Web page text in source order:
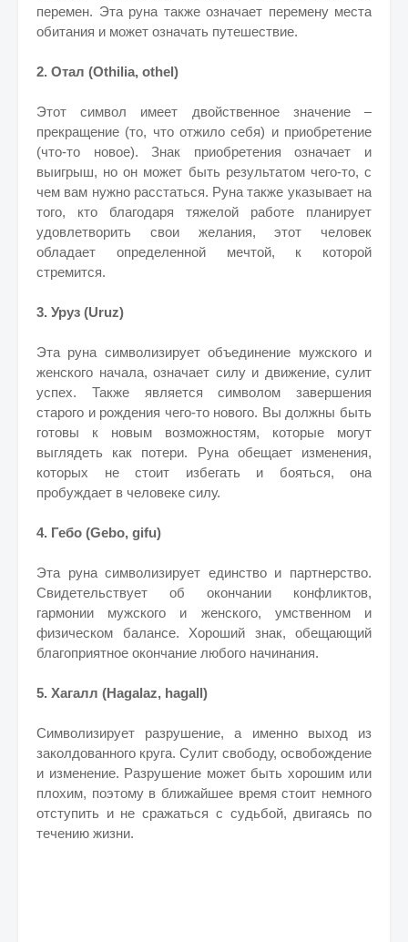
перемен. Эта руна также означает перемену места
обитания и может означать путешествие.
2. Отал (Othilia, othel)
Этот символ имеет двойственное значение –
прекращение (то, что отжило себя) и приобретение
(что-то новое). Знак приобретения означает и
выигрыш, но он может быть результатом чего-то, с
чем вам нужно расстаться. Руна также указывает на
того, кто благодаря тяжелой работе планирует
удовлетворить свои желания, этот человек
обладает определенной мечтой, к которой
стремится.
3. Уруз (Uruz)
Эта руна символизирует объединение мужского и
женского начала, означает силу и движение, сулит
успех. Также является символом завершения
старого и рождения чего-то нового. Вы должны быть
готовы к новым возможностям, которые могут
выглядеть как потери. Руна обещает изменения,
которых не стоит избегать и бояться, она
пробуждает в человеке силу.
4. Гебо (Gebo, gifu)
Эта руна символизирует единство и партнерство.
Свидетельствует об окончании конфликтов,
гармонии мужского и женского, умственном и
физическом балансе. Хороший знак, обещающий
благоприятное окончание любого начинания.
5. Хагалл (Hagalaz, hagall)
Символизирует разрушение, а именно выход из
заколдованного круга. Сулит свободу, освобождение
и изменение. Разрушение может быть хорошим или
плохим, поэтому в ближайшее время стоит немного
отступить и не сражаться с судьбой, двигаясь по
течению жизни.